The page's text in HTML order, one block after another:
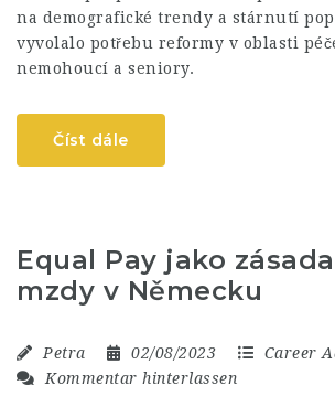
na demografické trendy a stárnutí
vyvolalo potřebu reformy v oblasti
nemohoucí a seniory.
Číst dále
Equal Pay jako
mzdy v Německu
Petra 02/08/2023
Career
Kommentar hinterlassen